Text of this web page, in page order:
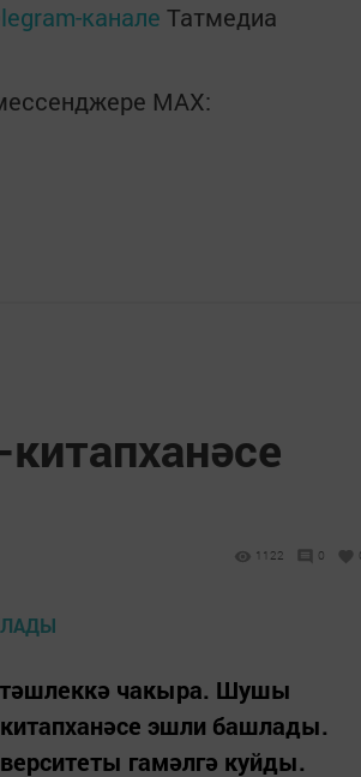
канале Татмедиа
MАХ:
1122 0
чакыра. Шушы
эшли башлады.
гамәлгә куйды.